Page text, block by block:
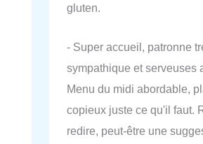
gluten.
- Super accueil, patronne
sympathique et serveuses
Menu du midi abordable,
copieux juste ce qu'il faut.
redire, peut-être une